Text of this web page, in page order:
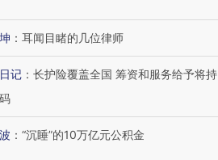
： 耳闻目睹的几位律师
记 ： 长护险覆盖全国 筹资和服务给予将持
： “沉睡”的10万亿元公积金